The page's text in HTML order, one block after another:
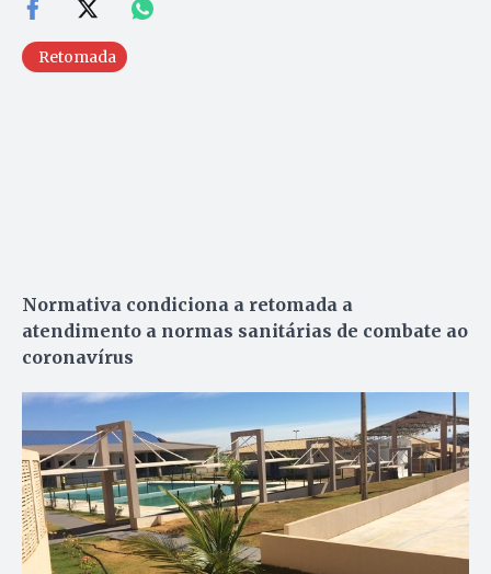
Retomada
Normativa condiciona a retomada a
atendimento a normas sanitárias de combate ao
coronavírus